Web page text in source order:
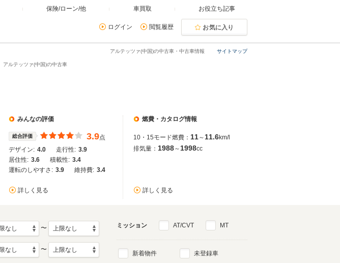
保険/ローン/他 車買取 お役立ち記事
ログイン 閲覧履歴 お気に入り
サイトマップ
アルテッツァ(中国)の中古車・中古車情報
アルテッツァ(中国)の中古車
みんなの評価
総合評価 3.9点
デザイン: 4.0 走行性: 3.9
居住性: 3.6 積載性: 3.4
運転のしやすさ: 3.9 維持費: 3.4
詳しく見る
燃費・カタログ情報
10・15モード燃費： 11～ 11.6km/l
排気量： 1988～ 1998cc
詳しく見る
〜
〜
ミッション AT/CVT MT
新着物件 未登録車